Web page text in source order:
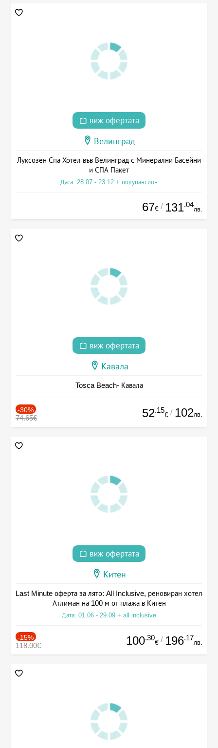
виж офертата
Велинград
Луксозен Спа Хотел във Велинград с Минерални Басейни
и СПА Пакет
Дата: 28.07 - 23.12 + полупансион
67€ / 131.04
лв.
виж офертата
Кавала
Tosca Beach- Кавала
-30%
74.65€ 52.15
€ / 102лв.
виж офертата
Китен
Last Minute оферта за лято: All Inclusive, реновиран хотел
Атлиман на 100 м от плажа в Китен
Дата: 01.06 - 29.09 + all inclusive
-15%
118.00€ 100.30
€ / 196.17
лв.